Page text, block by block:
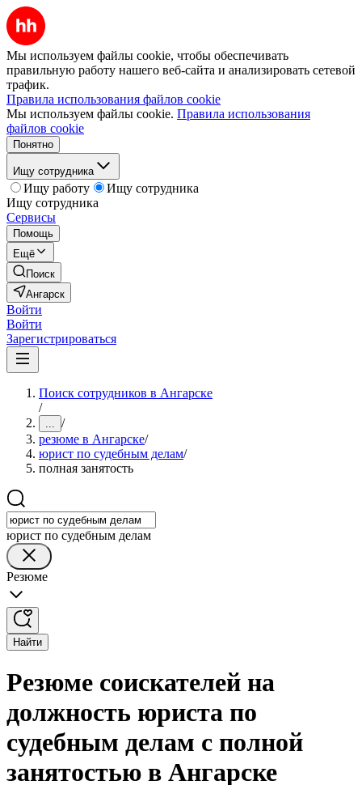
Мы используем файлы cookie, чтобы обеспечивать
правильную работу нашего веб-сайта и анализировать сетевой
трафик.
Правила использования файлов cookie
Мы используем файлы cookie. Правила использования
файлов cookie
Понятно
Ищу сотрудника
Ищу работу
Ищу сотрудника
Ищу сотрудника
Сервисы
Помощь
Ещё
Поиск
Ангарск
Войти
Войти
Зарегистрироваться
Поиск сотрудников в Ангарске
/
... /
резюме в Ангарске/
юрист по судебным делам/
полная занятость
юрист по судебным делам
Резюме
Найти
Резюме соискателей на
должность юриста по
судебным делам с полной
занятостью в Ангарске